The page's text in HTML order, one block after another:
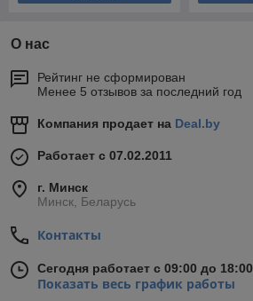
О нас
Рейтинг не сформирован
Менее 5 отзывов за последний год
Компания продает на Deal.by
Работает с 07.02.2011
г. Минск
Минск, Беларусь
Контакты
Сегодня работает с 09:00 до 18:00
Показать весь график работы